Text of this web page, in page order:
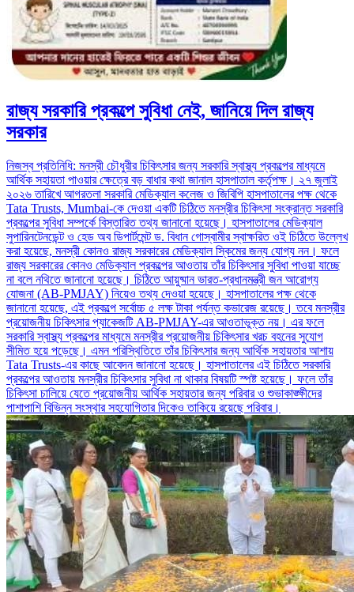
রাজ্য সরকারি প্রকল্পে সুবিধা নেই, জানিয়ে দিল রাজ্য
সরকার
নিজস্ব প্রতিনিধি: মনস্রী চৌধুরীর চিকিৎসার জন্য সরকারি স্বাস্থ্য প্রকল্পের মাধ্যমে
আর্থিক সহায়তা পাওয়ার ক্ষেত্রে বড় বাধার কথা জানাল হাসপাতাল কর্তৃপক্ষ। ২৭ জুলাই
২০২৬ তারিখে আগরতলা সরকারি মেডিক্যাল কলেজ ও জিবিপি হাসপাতালের পক্ষ থেকে
Tata Trusts, Mumbai-কে দেওয়া একটি চিঠিতে মনস্রীর চিকিৎসা সংক্রান্ত সরকারি
প্রকল্পের সুবিধা সম্পর্কে বিস্তারিত তথ্য জানানো হয়েছে। হাসপাতালের মেডিক্যাল
সুপারিনটেনডেন্ট ও হেড অব ডিপার্টমেন্ট ড. বিধান গোস্বামীর স্বাক্ষরিত ওই চিঠিতে উল্লেখ
করা হয়েছে, মনস্রী কোনও রাজ্য সরকারের মেডিক্যাল স্কিমের জন্য যোগ্য নন। ফলে
রাজ্য সরকারের কোনও মেডিক্যাল প্রকল্পের আওতায় তাঁর চিকিৎসার সুবিধা পাওয়া যাচ্ছে
না বলে নথিতে জানানো হয়েছে। চিঠিতে আয়ুষ্মান ভারত-প্রধানমন্ত্রী জন আরোগ্য
যোজনা (AB-PMJAY) নিয়েও তথ্য দেওয়া হয়েছে। হাসপাতালের পক্ষ থেকে
জানানো হয়েছে, এই প্রকল্পে সর্বোচ্চ ৫ লক্ষ টাকা পর্যন্ত কভারেজ রয়েছে। তবে মনস্রীর
প্রয়োজনীয় চিকিৎসার প্যাকেজটি AB-PMJAY-এর আওতাভুক্ত নয়। এর ফলে
সরকারি স্বাস্থ্য প্রকল্পের মাধ্যমে মনস্রীর প্রয়োজনীয় চিকিৎসার খরচ বহনের সুযোগ
সীমিত হয়ে পড়েছে। এমন পরিস্থিতিতে তাঁর চিকিৎসার জন্য আর্থিক সহায়তার আশায়
Tata Trusts-এর কাছে আবেদন জানানো হয়েছে। হাসপাতালের এই চিঠিতে সরকারি
প্রকল্পের আওতায় মনস্রীর চিকিৎসার সুবিধা না থাকার বিষয়টি স্পষ্ট হয়েছে। ফলে তাঁর
চিকিৎসা চালিয়ে যেতে প্রয়োজনীয় আর্থিক সহায়তার জন্য পরিবার ও শুভাকাঙ্ক্ষীদের
পাশাপাশি বিভিন্ন সংস্থার সহযোগিতার দিকেও তাকিয়ে রয়েছে পরিবার।